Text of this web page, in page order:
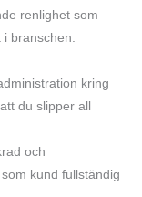
renlighet som
branschen.
kring
du slipper all
och
kund fullständig